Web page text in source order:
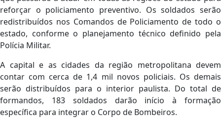
reforçar o policiamento preventivo. Os soldados serão
redistribuídos nos Comandos de Policiamento de todo o
estado, conforme o planejamento técnico definido pela
Polícia Militar.
A capital e as cidades da região metropolitana devem
contar com cerca de 1,4 mil novos policiais. Os demais
serão distribuídos para o interior paulista. Do total de
formandos, 183 soldados darão início à formação
específica para integrar o Corpo de Bombeiros.